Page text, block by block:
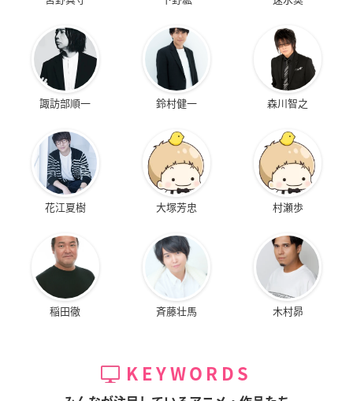
諏訪部順一 鈴村健一 森川智之
花江夏樹 大塚芳忠 村瀬歩
稲田徹 斉藤壮馬 木村昴
KEYWORDS